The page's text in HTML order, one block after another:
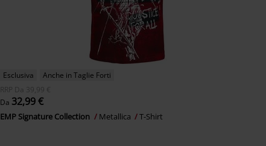
Esclusiva
Anche in Taglie Forti
RRP
Da
39,99 €
Da 32,99 €
EMP Signature Collection Metallica T-Shirt